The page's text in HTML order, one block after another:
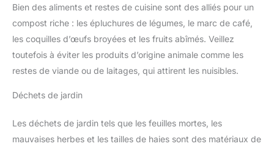
Bien des aliments et restes de cuisine sont des alliés pour un
compost riche : les épluchures de légumes, le marc de café,
les coquilles d’œufs broyées et les fruits abîmés. Veillez
toutefois à éviter les produits d’origine animale comme les
restes de viande ou de laitages, qui attirent les nuisibles.
Déchets de jardin
Les déchets de jardin tels que les feuilles mortes, les
mauvaises herbes et les tailles de haies sont des matériaux de